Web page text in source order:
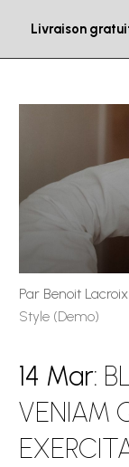
Livraison
Par Benoit Lacroix
Style (Demo)
14 Mar:
VENIAM